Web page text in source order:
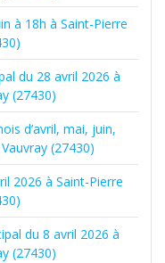
à 18h à Saint-Pierre
du 28 avril 2026 à
(27430)
d’avril, mai, juin,
(27430)
2026 à Saint-Pierre
du 8 avril 2026 à
(27430)